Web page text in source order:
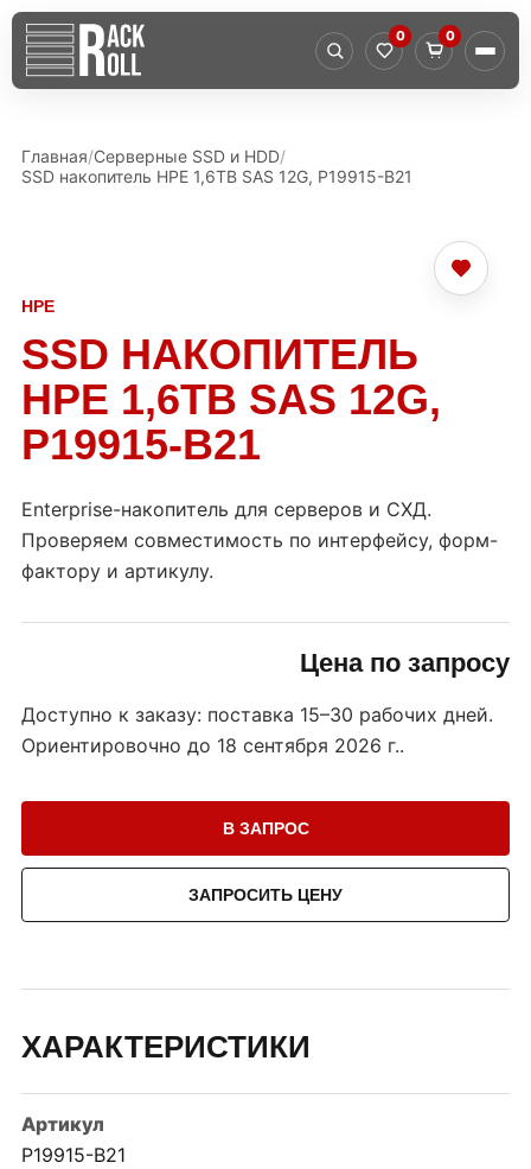
0 0
Главная Серверные SSD и HDD
SSD накопитель HPE 1,6TB SAS 12G, P19915-B21
HPE
SSD НАКОПИТЕЛЬ
HPE 1,6TB SAS 12G,
P19915-B21
Enterprise-накопитель для серверов и СХД.
Проверяем совместимость по интерфейсу, форм-
фактору и артикулу.
Цена по запросу
Доступно к заказу: поставка 15–30 рабочих дней.
Ориентировочно до 18 сентября 2026 г..
В ЗАПРОС
ЗАПРОСИТЬ ЦЕНУ
ХАРАКТЕРИСТИКИ
Артикул
P19915-B21